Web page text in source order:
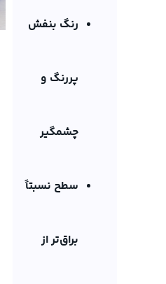
رنگ بنفش
پررنگ و
چشمگیر
سطح نسبتاً
براق‌تر از